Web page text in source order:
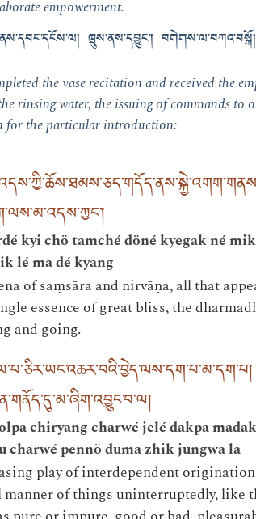
empowerment.
ཁྲུས་ནས་དབྱུང༌།
the vase recitation and received the
rinsing water, the issuing of commands to
for the particular introduction:
kyi chö tamché döné kyegak né
lé ma dé kyang
of saṃsāra and nirvāṇa, all that
essence of great bliss, the
and going.
chiryang charwé jelé dakpa
charwé pennö duma zhik jungwa la
play of interdependent
manner of things uninterruptedly,